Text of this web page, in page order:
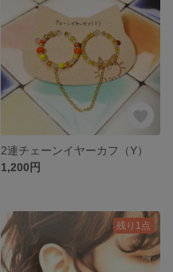
2連チェーンイヤーカフ（Y）
1,200円
残り1点